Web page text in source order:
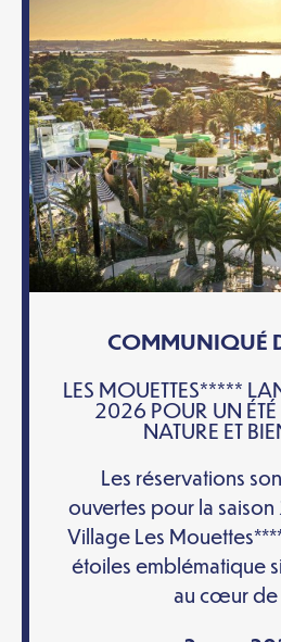
COMMUNIQUÉ
LES MOUETTES*****
2026 POUR UN ÉTÉ
NATURE ET
Les réservations
ouvertes pour la saison
Village Les
étoiles emblématique
au cœur de